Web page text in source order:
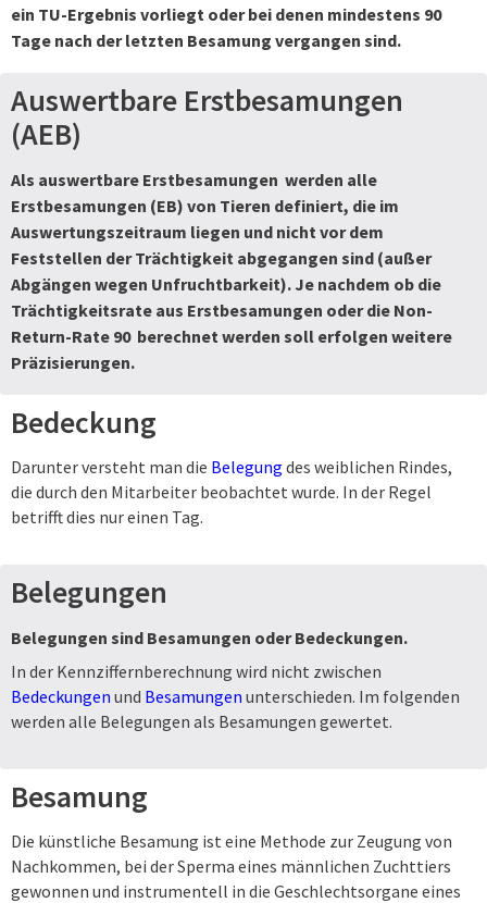
ein TU-Ergebnis vorliegt oder bei denen mindestens 90
Tage nach der letzten Besamung vergangen sind.
Auswertbare Erstbesamungen
(AEB)
Als auswertbare Erstbesamungen werden alle
Erstbesamungen (EB) von Tieren definiert, die im
Auswertungszeitraum liegen und nicht vor dem
Feststellen der Trächtigkeit abgegangen sind (außer
Abgängen wegen Unfruchtbarkeit). Je nachdem ob die
Trächtigkeitsrate aus Erstbesamungen oder die Non-
Return-Rate 90berechnet werden soll erfolgen weitere
Präzisierungen.
Bedeckung
Darunter versteht man die Belegung des weiblichen Rindes,
die durch den Mitarbeiter beobachtet wurde. In der Regel
betrifft dies nur einen Tag.
Belegungen
Belegungen sind Besamungen oder Bedeckungen.
In der Kennziffernberechnung wird nicht zwischen
Bedeckungen und Besamungen unterschieden. Im folgenden
werden alle Belegungen als Besamungen gewertet.
Besamung
Die künstliche Besamung ist eine Methode zur Zeugung von
Nachkommen, bei der Sperma eines männlichen Zuchttiers
gewonnen und instrumentell in die Geschlechtsorgane eines